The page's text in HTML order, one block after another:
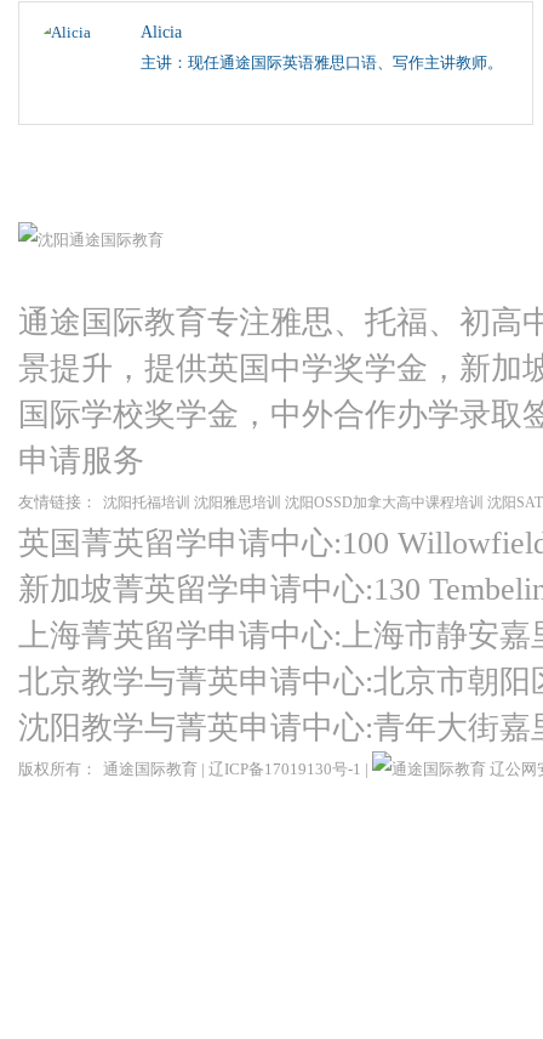
Alicia
主讲：现任通途国际英语雅思口语、写作主讲教师。
通途国际教育专注雅思、托福、初高
景提升，提供英国中学奖学金，新加
国际学校奖学金，中外合作办学录取
申请服务
友情链接： 沈阳托福培训 沈阳雅思培训 沈阳OSSD加拿大高中课程培训 沈阳
英国菁英留学申请中心:100
新加坡菁英留学申请中心:130
上海菁英留学申请中心:上海市静安嘉
北京教学与菁英申请中心:北京市朝
沈阳教学与菁英申请中心:青年大街
版权所有： 通途国际教育 | 辽ICP备17019130号-1 | 辽公网